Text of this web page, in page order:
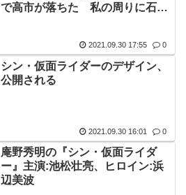
で高市が落ちた 私の周りに石破
2021.09.30 17:55 0
シン・仮面ライダーのデザイン、
公開される
2021.09.30 16:01 0
庵野秀明の『シン・仮面ライダ
ー』主演:池松壮亮、ヒロイン:浜
辺美波